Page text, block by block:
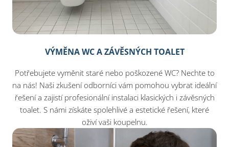
VÝMĚNA WC A ZÁVĚSNÝCH TOALET
Potřebujete vyměnit staré nebo poškozené WC? Nechte to
na nás! Naši zkušení odborníci vám pomohou vybrat ideální
řešení a zajistí profesionální instalaci klasických i závěsných
toalet. S námi získáte spolehlivé a estetické řešení, které
oživí vaši koupelnu.